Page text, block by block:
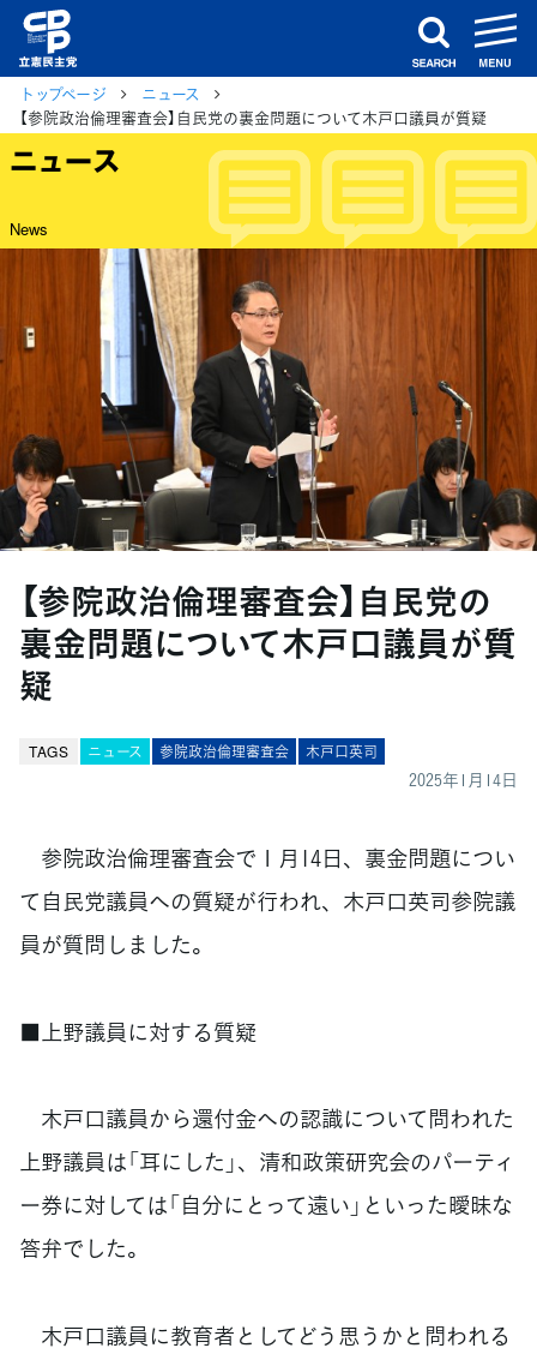
search
トップページ
ニュース
【参院政治倫理審査会】自民党の裏金問題について木戸口議員が質疑
ニュース
News
【参院政治倫理審査会】自民党の
裏金問題について木戸口議員が質
疑
TAGS ニュース 参院政治倫理審査会 木戸口英司
2025年1月14日
参院政治倫理審査会で１月14日、裏金問題につい
て自民党議員への質疑が行われ、木戸口英司参院議
員が質問しました。
■上野議員に対する質疑
木戸口議員から還付金への認識について問われた
上野議員は「耳にした」、清和政策研究会のパーティ
ー券に対しては「自分にとって遠い」といった曖昧な
答弁でした。
木戸口議員に教育者としてどう思うかと問われる